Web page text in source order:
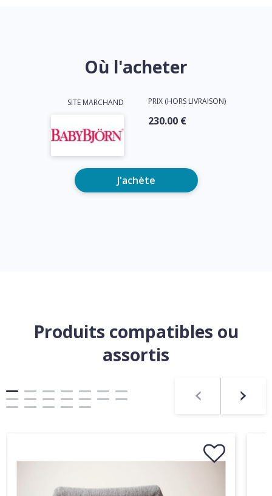
Où l'acheter
SITE MARCHAND PRIX (HORS LIVRAISON)
230.00 €
J'achète
Produits compatibles ou
assortis